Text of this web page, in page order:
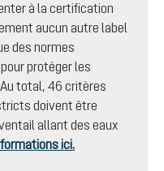
à la certification
aucun autre label
des normes
protéger les
total, 46 critères
doivent être
allant des eaux
ici.